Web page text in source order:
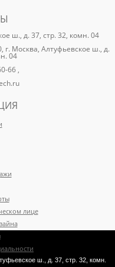
ш., д. 37, стр. 32, комн. 04
г. Москва, Алтуфьевское ш., д.
04
66 ,
лице
ш., д. 37, стр. 32, комн.